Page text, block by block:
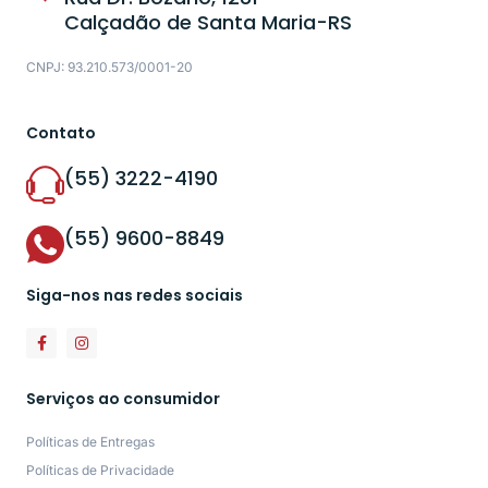
Calçadão de Santa Maria-RS
CNPJ: 93.210.573/0001-20
Contato
(55) 3222-4190
(55) 9600-8849
Siga-nos nas redes sociais
Serviços ao consumidor
Políticas de Entregas
Políticas de Privacidade